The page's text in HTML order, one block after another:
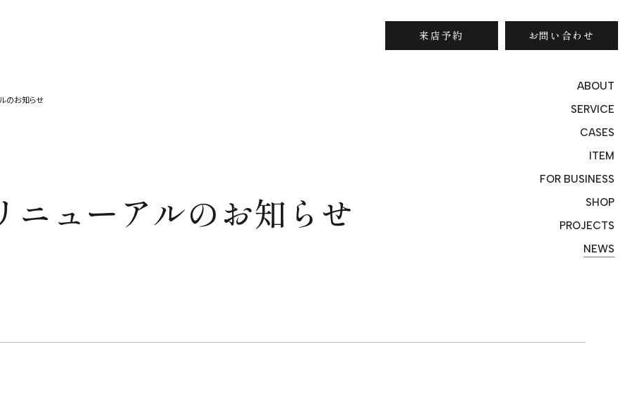
来店予約 お問い合わせ
ABOUT
SERVICE
CASES
ITEM
FOR BUSINESS
SHOP
PROJECTS
NEWS
のお知らせ
ニューアルのお知らせ